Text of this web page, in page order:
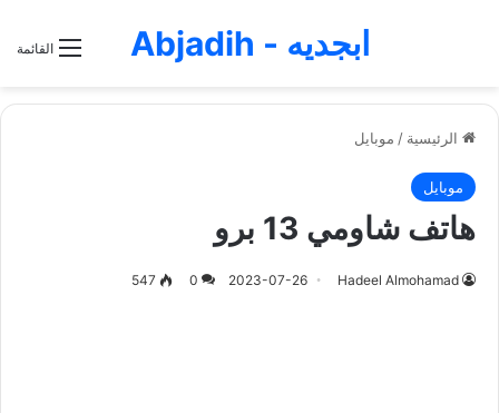
القائمة ابجديه - Abjadih
الرئيسية / موبايل
موبايل
هاتف شاومي 13 برو
Hadeel Almohamad
2023-07-26
0
547